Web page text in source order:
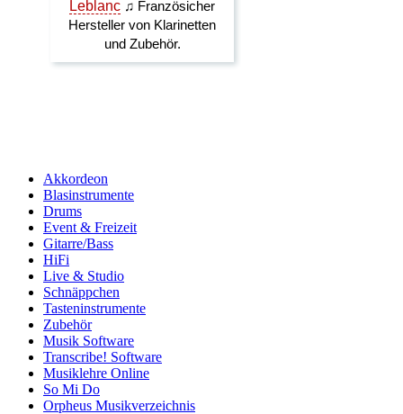
Akkordeon
Blasinstrumente
Drums
Event & Freizeit
Gitarre/Bass
HiFi
Live & Studio
Schnäppchen
Tasteninstrumente
Zubehör
Musik Software
Transcribe! Software
Musiklehre Online
So Mi Do
Orpheus Musikverzeichnis